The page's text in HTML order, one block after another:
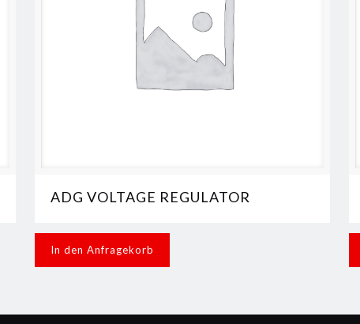
ADG VOLTAGE REGULATOR
In den Anfragekorb